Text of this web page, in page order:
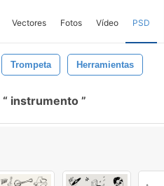
Vectores Fotos Vídeo PSD
Trompeta Herramientas
instrumento